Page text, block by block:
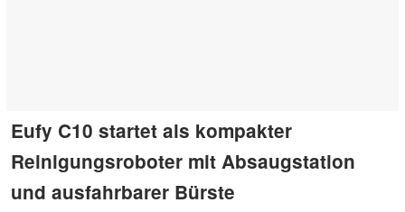
Eufy C10 startet als kompakter
Reinigungsroboter mit Absaugstation
und ausfahrbarer Bürste